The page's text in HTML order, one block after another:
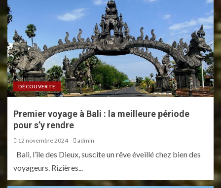
DÉCOUVERTE
Premier voyage à Bali : la meilleure période
pour s’y rendre
12 novembre 2024 admin
Bali, l’île des Dieux, suscite un rêve éveillé chez bien des
voyageurs. Rizières...